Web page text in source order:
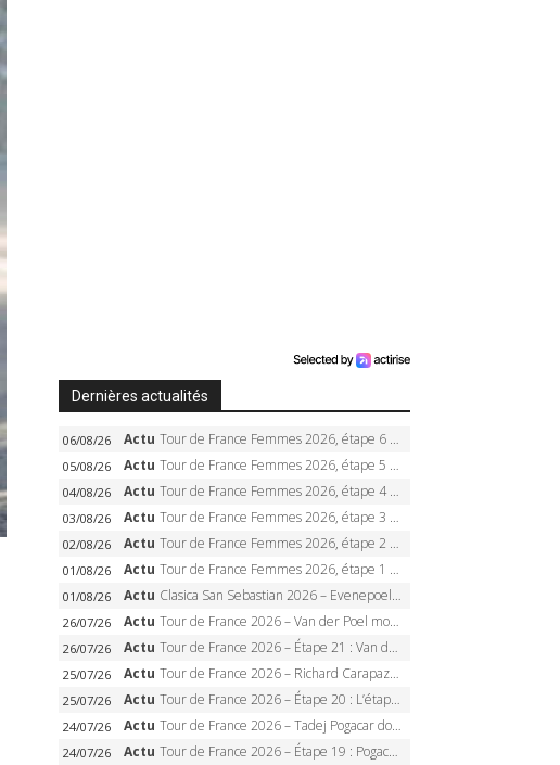
Dernières actualités
06/08/26 Actu Tour de France Femmes 2026, étape 6 – Kim Le Court-Pienaar gagne à Tournon, Reusser en jaune
05/08/26 Actu Tour de France Femmes 2026, étape 5 – Demi Vollering gagne à Belleville, Reusser en jaune, Ferrand-Prévot coule
04/08/26 Actu Tour de France Femmes 2026, étape 4 – Marlen Reusser écrase le chrono, Ferrand-Prévot en crise
03/08/26 Actu Tour de France Femmes 2026, étape 3 – Sigrid Haugset en solitaire, 88 km d’échappée, maillot jaune
02/08/26 Actu Tour de France Femmes 2026, étape 2 – Lorena Wiebes doublé à Genève, Markus héroïque, 7e record
01/08/26 Actu Tour de France Femmes 2026, étape 1 – Lorena Wiebes intouchable à Lausanne, premier maillot jaune
01/08/26 Actu Clasica San Sebastian 2026 – Evenepoel recordman, 4e victoire, Carapaz battu au sprint
26/07/26 Actu Tour de France 2026 – Van der Poel monumental à Paris, Pogacar égale le record des cinq sacres
26/07/26 Actu Tour de France 2026 – Étape 21 : Van der Poel, Pogacar, qui succédera à Wout van Aert sur les Champs-Elysées ?
25/07/26 Actu Tour de France 2026 – Richard Carapaz roi des Alpes, doublé et maillot à pois, Seixas perd le podium
25/07/26 Actu Tour de France 2026 – Étape 20 : L’étape reine, Galibier, Sarenne, Alpe d’Huez, qui succédera à Pogacar ?
24/07/26 Actu Tour de France 2026 – Tadej Pogacar dompte l’Alpe d’Huez, 5e victoire, record de Pantani pulvérisé
24/07/26 Actu Tour de France 2026 – Étape 19 : Pogacar peut-il enfin dompter l’Alpe d’Huez ?